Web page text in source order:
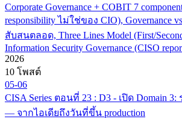
Corporate Governance + COBIT 7
responsibility ไม่ใช่ของ CIO), Governance
สับสนตลอด, Three Lines Model (First/
Information Security Governance (CISO
2026
10 โพสต์
05-06
CISA Series ตอนที่ 23 : D3 - เปิด Domain
— จากไอเดียถึงวันที่ขึ้น production